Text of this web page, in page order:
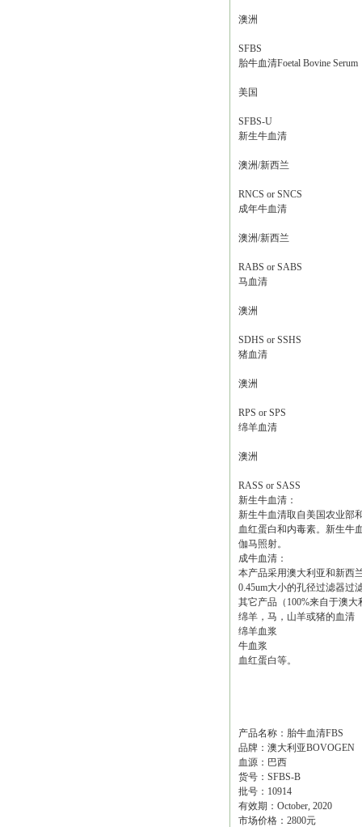
澳洲
SFBS
胎牛血清Foetal Bovine Serum
美国
SFBS-U
新生牛血清
澳洲/新西兰
RNCS or SNCS
成年牛血清
澳洲/新西兰
RABS or SABS
马血清
澳洲
SDHS or SSHS
猪血清
澳洲
RPS or SPS
绵羊血清
澳洲
RASS or SASS
新生牛血清：
新生牛血清取自美国农业部
血红蛋白和内毒素。新生牛
伽马照射。
成牛血清：
本产品采用澳大利亚和新西
0.45um大小的孔径过滤器过
其它产品（100%来自于澳
绵羊，马，山羊或猪的血清
绵羊血浆
牛血浆
血红蛋白等。
产品名称：胎牛血清FBS
品牌：澳大利亚BOVOGEN
血源：巴西
货号：SFBS-B
批号：10914
有效期：October, 2020
市场价格：2800元